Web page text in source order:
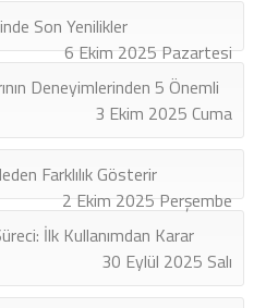
Son Yenilikler
6 Ekim 2025 Pazartesi
Deneyimlerinden 5 Önemli
3 Ekim 2025 Cuma
Farklılık Gösterir
2 Ekim 2025 Perşembe
İlk Kullanımdan Karar
30 Eylül 2025 Salı